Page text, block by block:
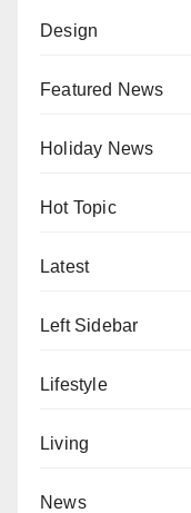
Design
Featured News
Holiday News
Hot Topic
Latest
Left Sidebar
Lifestyle
Living
News